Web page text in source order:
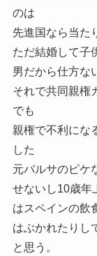
のは
先進国なら当た
ただ結婚して子
男だから仕方な
それで共同親権
でも
親権で不利にな
した
元バルサのピケ
せないし10歳年
はスペインの飲
はぶかれたりし
と思う。